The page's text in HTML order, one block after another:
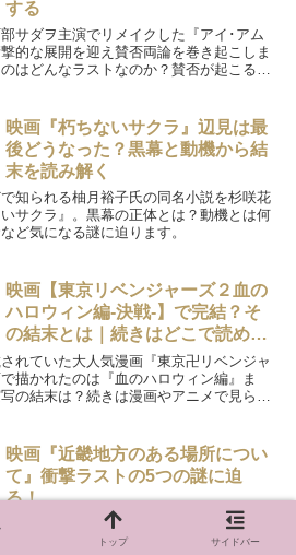
する
サダヲ主演でリメイクした『アイ･アム
的な展開を迎え賛否両論を巻き起こしま
はどんなラストなのか？賛否が起こる理
映画『朽ちないサクラ』辺見は最
後どうなった？黒幕と動機から結
末を読み解く
知られる柚月裕子氏の同名小説を杉咲花
サクラ』。黒幕の正体とは？動機とは何
ど気になる謎に迫ります。
映画【東京リベンジャーズ２血の
ハロウィン編-決戦-】で完結？そ
の結末とは｜続きはどこで読め
る？
れていた大人気漫画『東京卍リベンジャ
描かれたのは『血のハロウィン編』ま
の結末は？続きは漫画やアニメで見られ
映画『近畿地方のある場所につい
て』衝撃ラストの5つの謎に迫
る！
の同名原作を菅野美穂主演×白石晃士監
映画化した『近畿地方のある場所につい
トップ サイドバー